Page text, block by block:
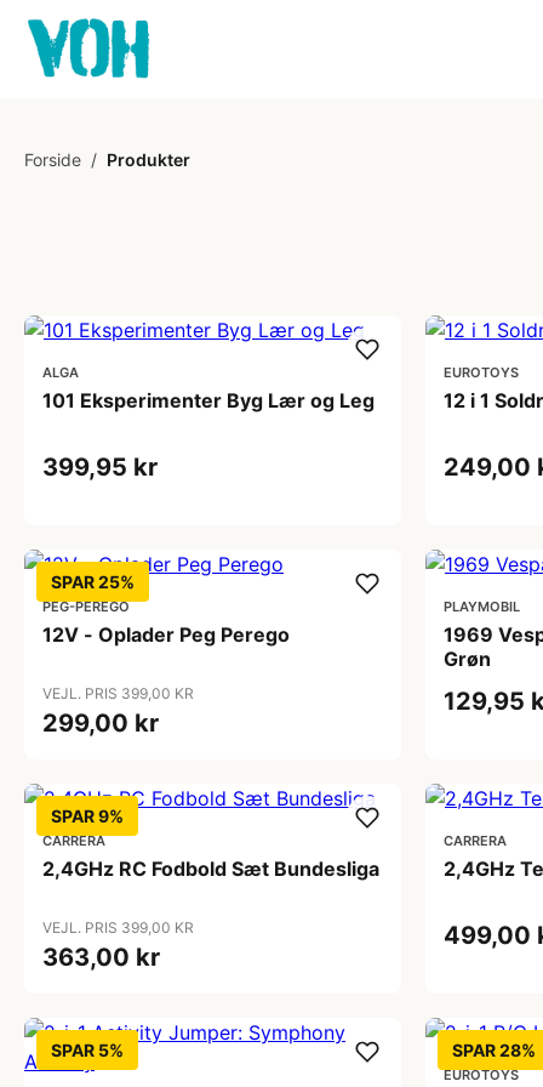
Forside / Produkter
ALGA
101 Eksperimenter Byg Lær og Leg
399,95 kr
EUROTOYS
12 i 1
249,00
SPAR 25%
PEG-PÉREGO
12V - Oplader Peg Perego
VEJL. PRIS 399,00 KR
299,00 kr
PLAYMOBIL
1969
Grøn
129,95
SPAR 9%
CARRERA
2,4GHz RC Fodbold Sæt Bundesliga
VEJL. PRIS 399,00 KR
363,00 kr
CARRERA
2,4GHz
499,00
SPAR 5% SPAR 28%
EUROTOYS